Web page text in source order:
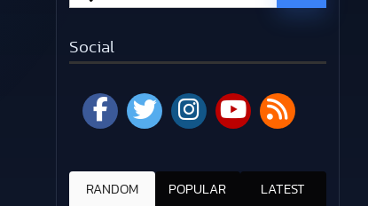
Social
RANDOM POPULAR LATEST